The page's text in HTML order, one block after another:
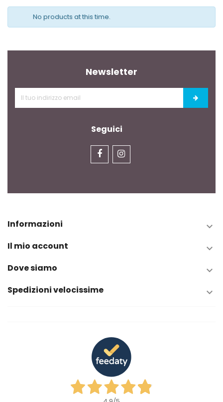
No products at this time.
Newsletter
Seguici
Informazioni 
Il mio account 
Dove siamo 
Spedizioni velocissime 